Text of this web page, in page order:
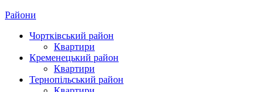
Райони
Чортківський район
Квартири
Кременецький район
Квартири
Тернопільський район